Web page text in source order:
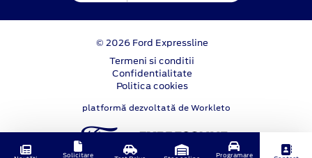
© 2026 Ford Expressline
Termeni si conditii
Confidentialitate
Politica cookies
platformă dezvoltată de Workleto
Solicitare Programare